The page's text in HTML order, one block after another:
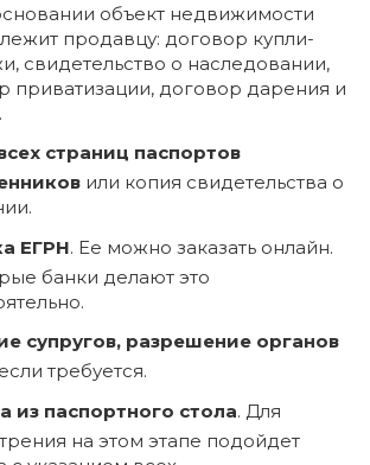
объект недвижимости
продавцу: договор купли-
свидетельство о наследовании,
приватизации, договор дарения и
страниц паспортов
или копия свидетельства о
ЕГРН. Ее можно заказать онлайн.
банки делают это
супругов, разрешение органов
требуется.
из паспортного стола. Для
на этом этапе подойдет